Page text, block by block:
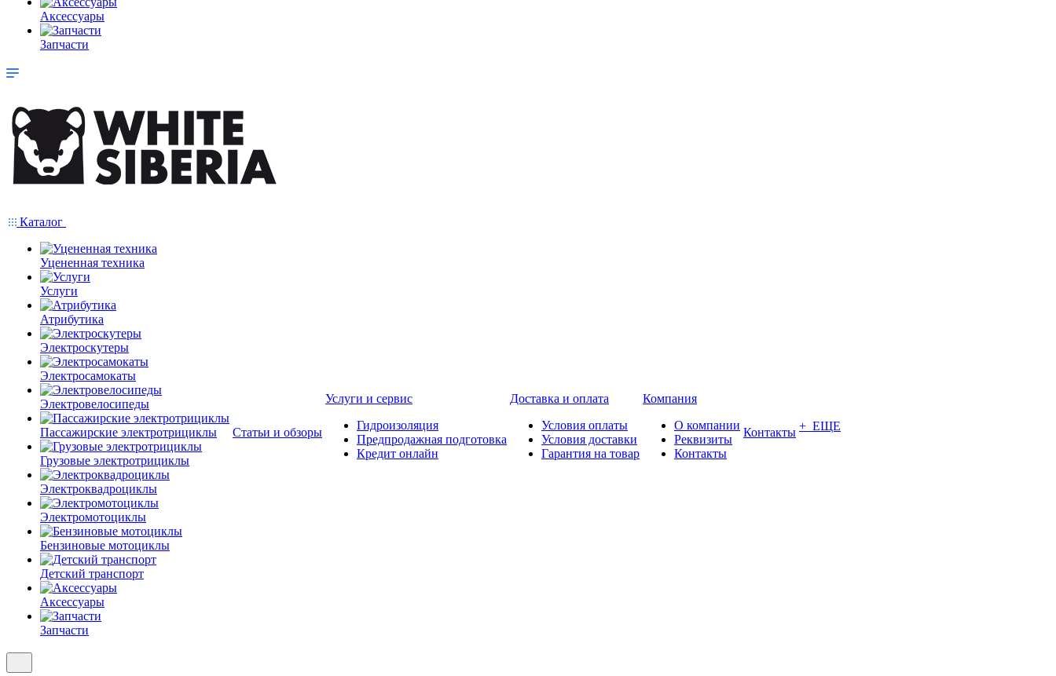
Аксессуары
Запчасти
Каталог
Уцененная техника
Услуги
Атрибутика
Электроскутеры
Электросамокаты
Электровелосипеды
Пассажирские электротрициклы
Грузовые электротрициклы
Электроквадроциклы
Электромотоциклы
Бензиновые мотоциклы
Детский транспорт
Аксессуары
Запчасти
Статьи и обзоры
Услуги и сервис
Гидроизоляция
Предпродажная подготовка
Кредит онлайн
Доставка и оплата
Условия оплаты
Условия доставки
Гарантия на товар
Компания
О компании
Реквизиты
Контакты
Контакты + ЕЩЕ